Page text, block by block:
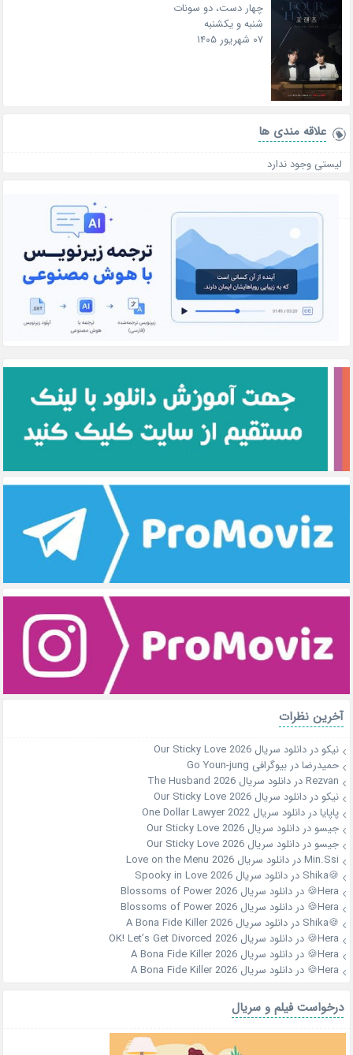
چهار دست، دو سونات
شنبه و یکشنبه
۰۷ شهریور ۱۴۰۵
علاقه‌ مندی ها
لیستی وجود ندارد
آخرین نظرات
نیکو دردانلود سریال Our Sticky Love 2026
حمیدرضادربیوگرافی Go Youn-jung
Rezvanدردانلود سریال The Husband 2026
نیکو دردانلود سریال Our Sticky Love 2026
پاپایادردانلود سریال One Dollar Lawyer 2022
جیسو دردانلود سریال Our Sticky Love 2026
جیسو دردانلود سریال Our Sticky Love 2026
Min.Ssiدردانلود سریال Love on the Menu 2026
🍪Shika
دردانلود سریال Spooky in Love 2026
Hera🍪
دردانلود سریال Blossoms of Power 2026
Hera🍪
دردانلود سریال Blossoms of Power 2026
🍪Shika
دردانلود سریال A Bona Fide Killer 2026
Hera🍪
دردانلود سریال OK! Let’s Get Divorced 2026
Hera🍪
دردانلود سریال A Bona Fide Killer 2026
Hera🍪
دردانلود سریال A Bona Fide Killer 2026
درخواست فیلم و سریال